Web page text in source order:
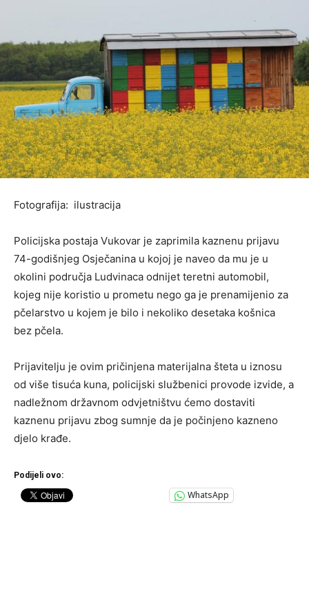
Fotografija: ilustracija
Policijska postaja Vukovar je zaprimila kaznenu prijavu
74-godišnjeg Osječanina u kojoj je naveo da mu je u
okolini područja Ludvinaca odnijet teretni automobil,
kojeg nije koristio u prometu nego ga je prenamijenio za
pčelarstvo u kojem je bilo i nekoliko desetaka košnica
bez pčela.
Prijavitelju je ovim pričinjena materijalna šteta u iznosu
od više tisuća kuna, policijski službenici provode izvide, a
nadležnom državnom odvjetništvu ćemo dostaviti
kaznenu prijavu zbog sumnje da je počinjeno kazneno
djelo krađe.
Podijeli ovo:
WhatsApp